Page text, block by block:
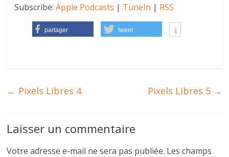
Subscribe:Apple Podcasts | TuneIn | RSS
partager tweet
← Pixels Libres 4 Pixels Libres 5 →
Laisser un commentaire
Votre adresse e-mail ne sera pas publiée. Les champs